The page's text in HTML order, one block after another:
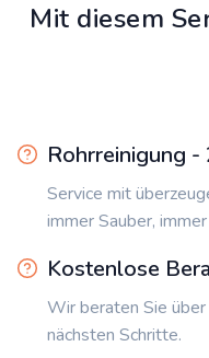
Mit diesem
Rohrreinigung
Service mit
immer Sauber,
Kostenlose
Wir beraten Sie
nächsten Schritte.